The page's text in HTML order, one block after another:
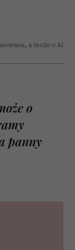
a może o
o
panny